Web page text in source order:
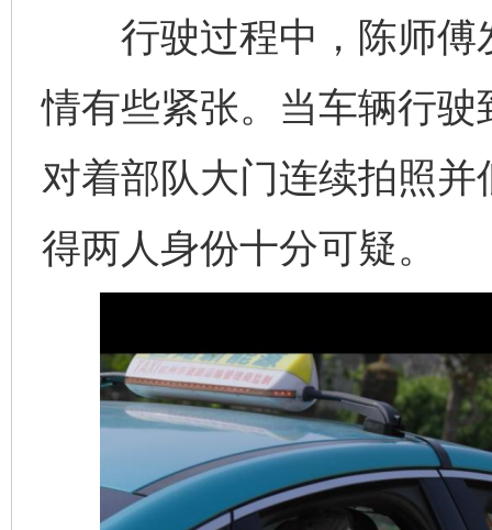
行驶过程中，陈师傅
情有些紧张。当车辆行
对着部队大门连续拍照
得两人身份十分可疑。